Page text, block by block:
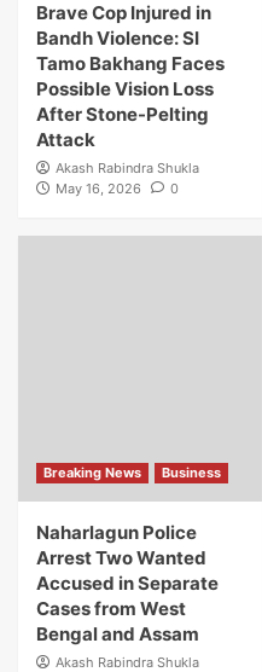
Brave Cop Injured in
Bandh Violence: SI
Tamo Bakhang Faces
Possible Vision Loss
After Stone-Pelting
Attack
Akash Rabindra Shukla
May 16, 2026
0
Breaking News Business
Naharlagun Police
Arrest Two Wanted
Accused in Separate
Cases from West
Bengal and Assam
Akash Rabindra Shukla